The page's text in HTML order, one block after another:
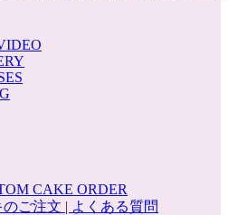
CAKE ORDER
ご注文 | よくある質問